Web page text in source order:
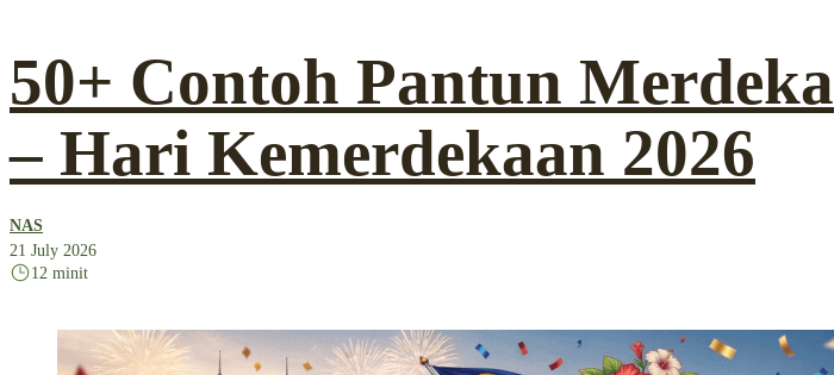
50+ Contoh Pantun Merdeka
– Hari Kemerdekaan 2026
NAS
21 July 2026
12 minit